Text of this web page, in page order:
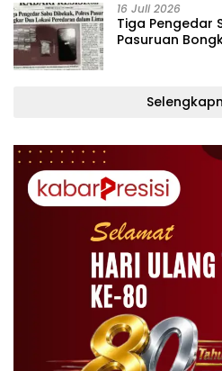
16 Juli 2026
Tiga Pengedar
Pasuruan